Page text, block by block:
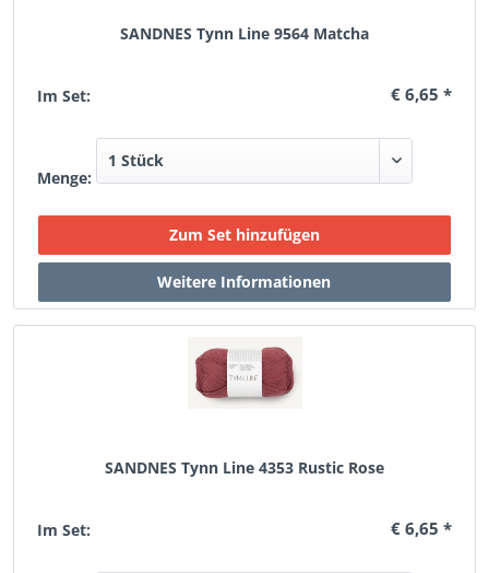
SANDNES Tynn Line 9564 Matcha
Im Set: € 6,65 *
Menge:
SANDNES Tynn Line 4353 Rustic Rose
Im Set: € 6,65 *